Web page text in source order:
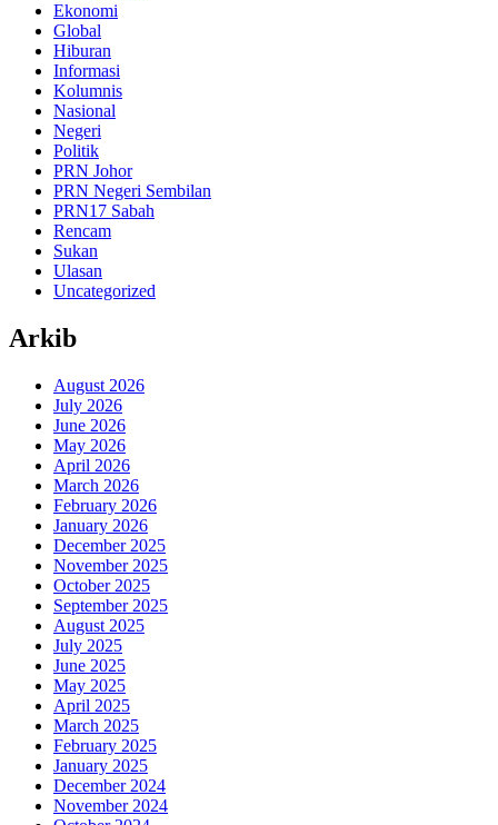
Ekonomi
Global
Hiburan
Informasi
Kolumnis
Nasional
Negeri
Politik
PRN Johor
PRN Negeri Sembilan
PRN17 Sabah
Rencam
Sukan
Ulasan
Uncategorized
Arkib
August 2026
July 2026
June 2026
May 2026
April 2026
March 2026
February 2026
January 2026
December 2025
November 2025
October 2025
September 2025
August 2025
July 2025
June 2025
May 2025
April 2025
March 2025
February 2025
January 2025
December 2024
November 2024